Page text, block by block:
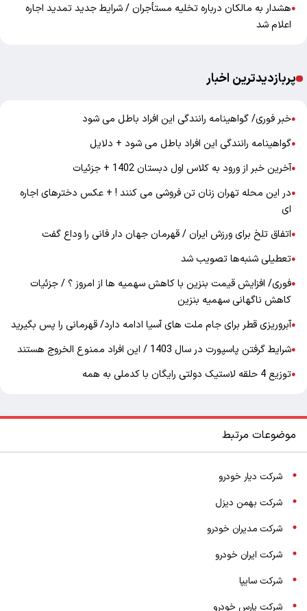
●هشدار به مالکان درباره تخلیه مستأجران / شرایط جدید تمدید اجاره
اعلام شد
پربازدیدترین اخبار
●خبر فوری/ گواهینامه رانندگی این افراد باطل می شود
●گواهینامه رانندگی این افراد باطل می شود + دلایل
●آخرین خبر از ورود به کلاس اول دبستان 1402 + جزئیات
●در این محله تهران زنان تن فروشی می کنند ! + عکس دخترهای اجاره
ای
●اتفاق تلخ برای ورزش ایران / قهرمان جهان دار فانی را وداع گفت
●تعطیلی شنبه‌ها تصویب شد
●فوری/ افزایش قیمت بنزین با کاهش سهمیه ها از امروز ؟ / جزئیات
کاهش ناگهانی سهمیه بنزین
●آبروریزی قطر برای جام ملت های آسیا ادامه دارد/ قهرمانی را پس بگیرید
●شرایط گرفتن پاسپورت در سال 1403 / این افراد ممنوع الخروج هستند
●توزیع 4 حلقه لاستیک دولتی رایگان با کدملی به همه
موضوعات مرتبط
شرکت دیار خودرو
شرکت بهمن دیزل
شرکت مدیران خودرو
شرکت ایران خودرو
شرکت سایپا
شرکت پارس خودرو